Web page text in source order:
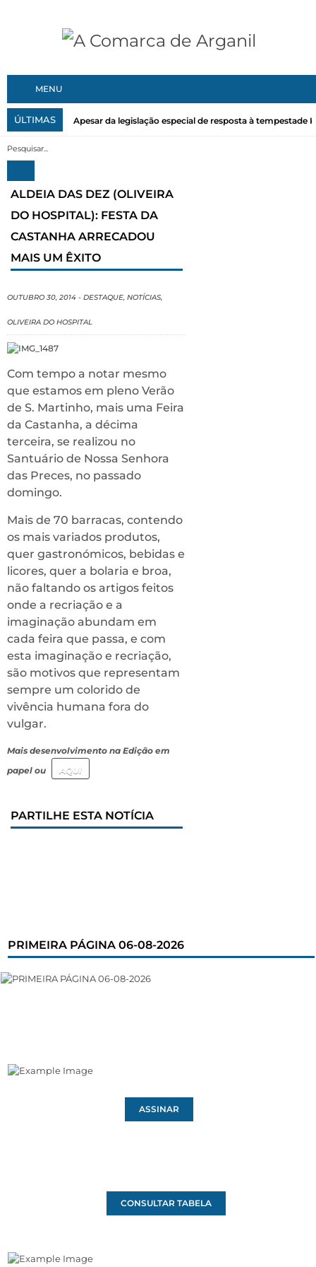
MENU
ÚLTIMAS Apesar da legislação especial de resposta à tempestade
ALDEIA DAS DEZ (OLIVEIRA
DO HOSPITAL): FESTA DA
CASTANHA ARRECADOU
MAIS UM ÊXITO
OUTUBRO 30, 2014 - DESTAQUE, NOTÍCIAS,
OLIVEIRA DO HOSPITAL
Com tempo a notar mesmo
que estamos em pleno Verão
de S. Martinho, mais uma Feira
da Castanha, a décima
terceira, se realizou no
Santuário de Nossa Senhora
das Preces, no passado
domingo.
Mais de 70 barracas, contendo
os mais variados produtos,
quer gastronómicos, bebidas e
licores, quer a bolaria e broa,
não faltando os artigos feitos
onde a recriação e a
imaginação abundam em
cada feira que passa, e com
esta imaginação e recriação,
são motivos que representam
sempre um colorido de
vivência humana fora do
vulgar.
Mais desenvolvimento na Edição em
papel ou
AQUI
PARTILHE ESTA NOTÍCIA
PRIMEIRA PÁGINA 06-08-2026
ASSINAR
CONSULTAR TABELA